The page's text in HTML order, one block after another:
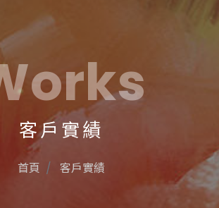
客戶實績
首頁 客戶實績